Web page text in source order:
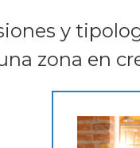
y
zona en